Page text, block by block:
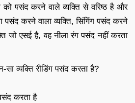
पसंद करने वाले व्यक्ति से वरिष्ठ है और
पसंद करने वाला व्यक्ति, सिंगिंग पसंद करने
जो एसई है, वह नीला रंग पसंद नहीं करता
व्यक्ति रीडिंग पसंद करता है?
करता है